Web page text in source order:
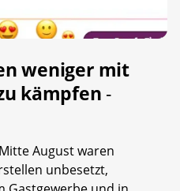
weniger mit
kämpfen -
August waren
unbesetzt,